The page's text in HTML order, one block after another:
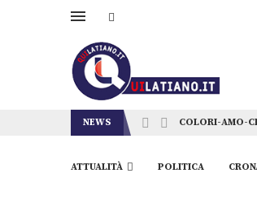
NEWS COLORI-AMO-
ATTUALITÀ POLITICA